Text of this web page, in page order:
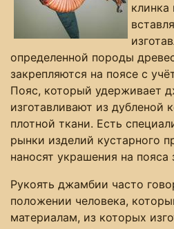
определенной породы
закрепляются на поясе с
Пояс, который удерживает
изготавливают из дубленой
плотной ткани. Есть
рынки изделий кустарного
наносят украшения на
Рукоять джамбии часто
положении человека,
материалам, из которых